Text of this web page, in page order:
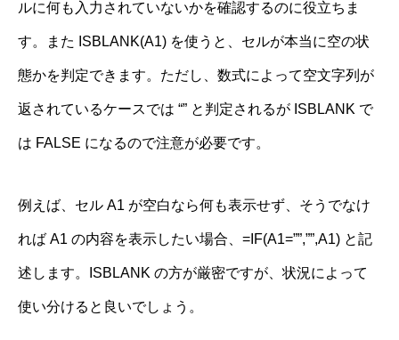
ルに何も入力されていないかを確認するのに役立ちま
す。また ISBLANK(A1) を使うと、セルが本当に空の状
態かを判定できます。ただし、数式によって空文字列が
返されているケースでは “” と判定されるが ISBLANK で
は FALSE になるので注意が必要です。
例えば、セル A1 が空白なら何も表示せず、そうでなけ
れば A1 の内容を表示したい場合、=IF(A1=””,””,A1) と記
述します。ISBLANK の方が厳密ですが、状況によって
使い分けると良いでしょう。